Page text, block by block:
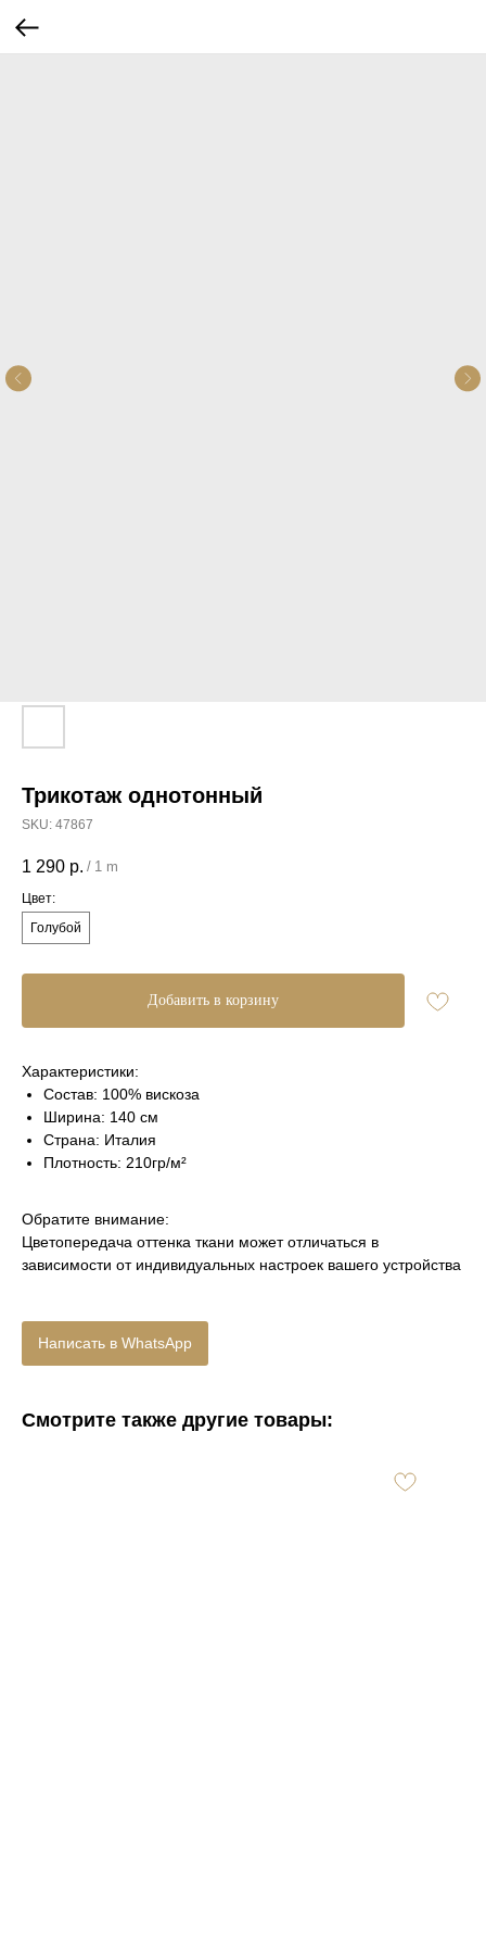
Трикотаж однотонный
SKU: 47867
1 290 р. / 1 m
Цвет:
Голубой
Добавить в корзину
Характеристики:
Состав: 100% вискоза
Ширина: 140 см
Страна: Италия
Плотность: 210гр/м²
Обратите внимание:
Цветопередача оттенка ткани может отличаться в
зависимости от индивидуальных настроек вашего устройства
Написать в WhatsApp
Смотрите также другие товары: